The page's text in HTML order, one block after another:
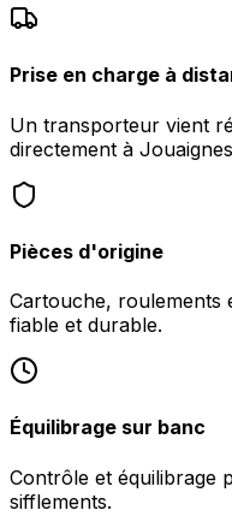
Prise en charge à
Un transporteur vient
directement à
Pièces d'origine
Cartouche, roulements
fiable et durable.
Équilibrage sur banc
Contrôle et équilibrage
sifflements.